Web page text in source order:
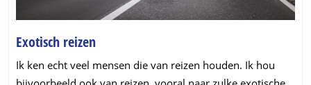
Exotisch reizenExotisch
Ik ken echt veel mensen die van reizen houden. Ik hou